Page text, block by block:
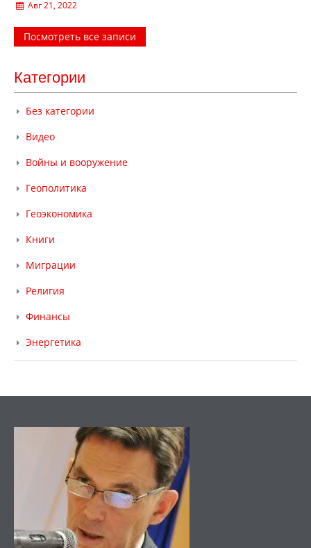
Авг 21, 2022
Посмотреть все записи
Категории
Без категории
Видео
Войны и вооружение
Геополитика
Геоэкономика
Книги
Миграции
Религия
Финансы
Энергетика